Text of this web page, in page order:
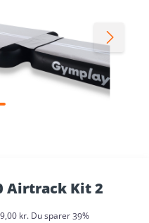
Airtrack Kit 2
pris:
kr. Du sparer39%